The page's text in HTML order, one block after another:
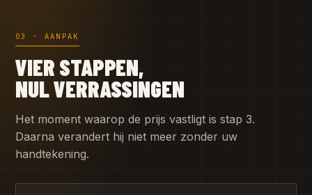
03 · AANPAK
VIER STAPPEN,
NUL VERRASSINGEN
Het moment waarop de prijs vastligt is stap 3.
Daarna verandert hij niet meer zonder uw
handtekening.